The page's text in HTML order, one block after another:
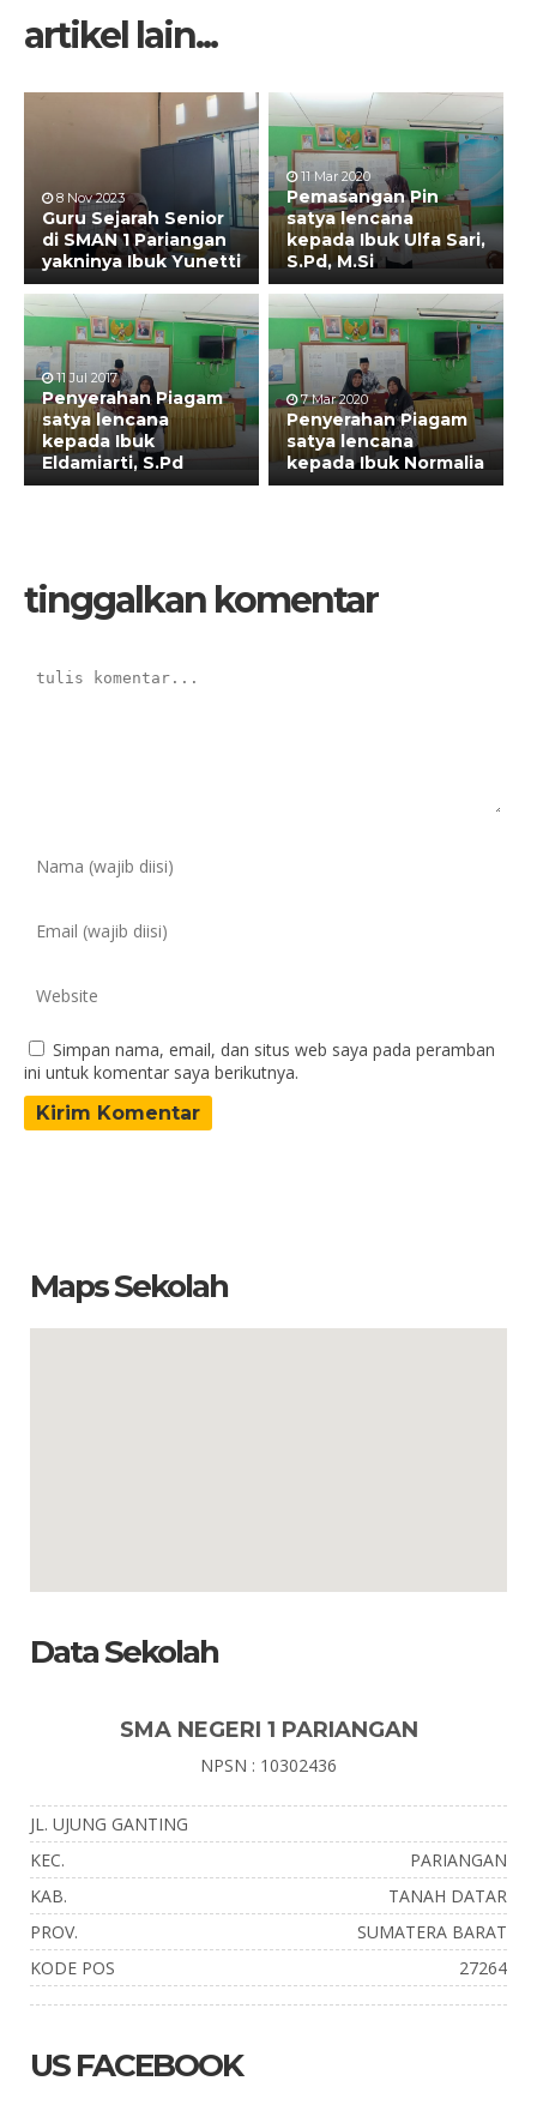
artikel lain...
8 Nov 2023
Guru Sejarah Senior
di SMAN 1 Pariangan
yakninya Ibuk Yunetti
11 Mar 2020
Pemasangan Pin
satya lencana
kepada Ibuk Ulfa Sari,
S.Pd, M.Si
11 Jul 2017
Penyerahan Piagam
satya lencana
kepada Ibuk
Eldamiarti, S.Pd
7 Mar 2020
Penyerahan Piagam
satya lencana
kepada Ibuk Normalia
tinggalkan komentar
Simpan nama, email, dan situs web saya pada peramban
ini untuk komentar saya berikutnya.
Maps Sekolah
Data Sekolah
SMA NEGERI 1 PARIANGAN
NPSN : 10302436
JL. UJUNG GANTING
KEC.
PARIANGAN
KAB.
TANAH DATAR
PROV.
SUMATERA BARAT
KODE POS
27264
US FACEBOOK